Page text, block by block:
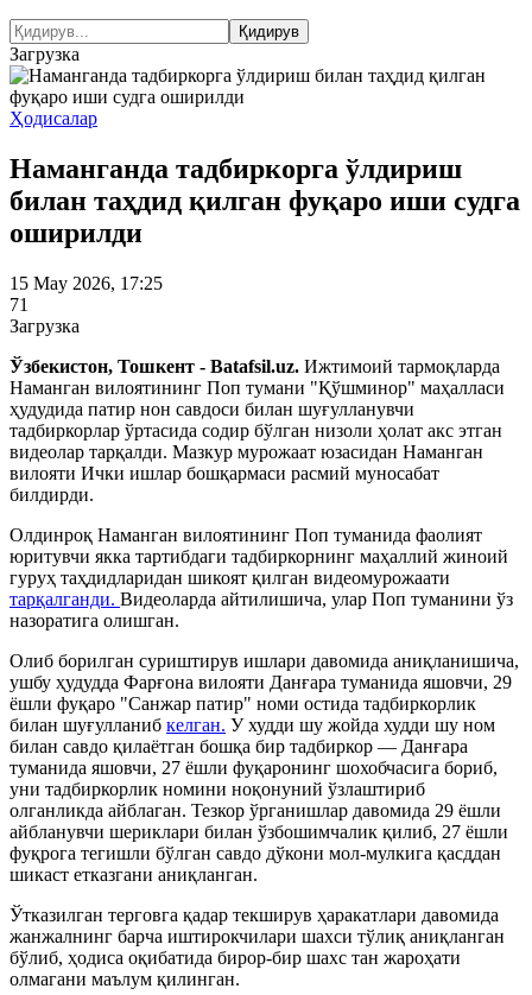
Загрузка
Ҳодисалар
Наманганда тадбиркорга ўлдириш
билан таҳдид қилган фуқаро иши судга
оширилди
15 May 2026, 17:25
71
Загрузка
Ўзбекистон, Тошкент - Batafsil.uz. Ижтимоий тармоқларда
Наманган вилоятининг Поп тумани "Қўшминор" маҳалласи
ҳудудида патир нон савдоси билан шуғулланувчи
тадбиркорлар ўртасида содир бўлган низоли ҳолат акс этган
видеолар тарқалди. Мазкур мурожаат юзасидан Наманган
вилояти Ички ишлар бошқармаси расмий муносабат
билдирди.
Олдинроқ Наманган вилоятининг Поп туманида фаолият
юритувчи якка тартибдаги тадбиркорнинг маҳаллий жиноий
гуруҳ таҳдидларидан шикоят қилган видеомурожаати
тарқалганди. Видеоларда айтилишича, улар Поп туманини ўз
назоратига олишган.
Олиб борилган суриштирув ишлари давомида аниқланишича,
ушбу ҳудудда Фарғона вилояти Данғара туманида яшовчи, 29
ёшли фуқаро "Санжар патир" номи остида тадбиркорлик
билан шуғулланиб келган. У худди шу жойда худди шу ном
билан савдо қилаётган бошқа бир тадбиркор — Данғара
туманида яшовчи, 27 ёшли фуқаронинг шохобчасига бориб,
уни тадбиркорлик номини ноқонуний ўзлаштириб
олганликда айблаган. Тезкор ўрганишлар давомида 29 ёшли
айбланувчи шериклари билан ўзбошимчалик қилиб, 27 ёшли
фуқрога тегишли бўлган савдо дўкони мол-мулкига қасддан
шикаст етказгани аниқланган.
Ўтказилган терговга қадар текширув ҳаракатлари давомида
жанжалнинг барча иштирокчилари шахси тўлиқ аниқланган
бўлиб, ҳодиса оқибатида бирор-бир шахс тан жароҳати
олмагани маълум қилинган.